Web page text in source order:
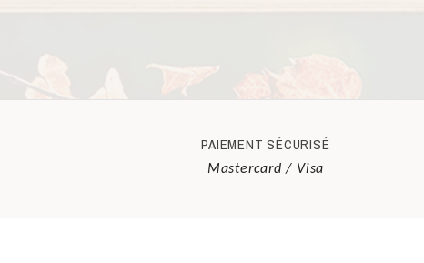
PAIEMENT SÉCURISÉ
Mastercard / Visa